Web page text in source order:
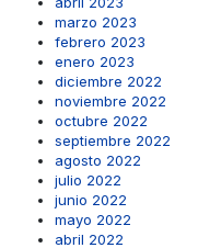
marzo 2023
febrero 2023
enero 2023
diciembre 2022
noviembre 2022
octubre 2022
septiembre 2022
agosto 2022
julio 2022
junio 2022
mayo 2022
abril 2022